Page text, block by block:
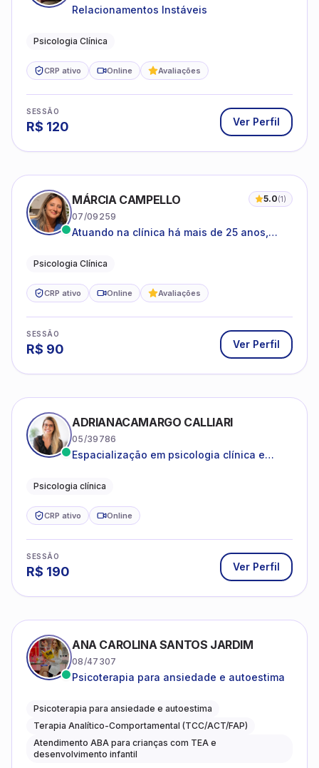
Relacionamentos Instáveis
Psicologia Clínica
CRP ativo Online Avaliações
SESSÃO
R$ 120 Ver Perfil
MÁRCIA CAMPELLO 5.0(1)
07/09259
Atuando na clínica há mais de 25 anos,
estruturas, com experiência em
Psicologia Clínica
CRP ativo Online Avaliações
SESSÃO
R$ 90 Ver Perfil
ADRIANACAMARGO CALLIARI
05/39786
Espacialização em psicologia clínica e
Psicologia clínica
CRP ativo Online
SESSÃO
R$ 190 Ver Perfil
ANA CAROLINA SANTOS JARDIM
08/47307
Psicoterapia para ansiedade e autoestima
Psicoterapia para ansiedade e autoestima
Terapia Analítico-Comportamental (TCC/ACT/FAP)
Atendimento ABA para crianças com TEA e
desenvolvimento infantil